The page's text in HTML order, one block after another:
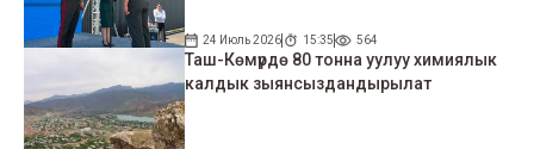
24 Июль 2026 15:35 564
Таш-Көмүрдө 80 тонна уулуу химиялык
калдык зыянсыздандырылат